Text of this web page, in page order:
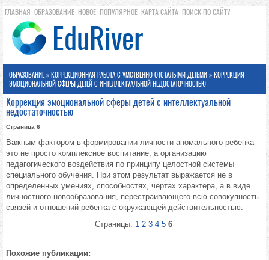
ГЛАВНАЯ ОБРАЗОВАНИЕ НОВОЕ ПОПУЛЯРНОЕ КАРТА САЙТА ПОИСК ПО САЙТУ
ОБРАЗОВАНИЕ» КОРРЕКЦИОННАЯ РАБОТА С УМСТВЕННО ОТСТАЛЫМИ ДЕТЬМИ » КОРРЕКЦИЯ
ЭМОЦИОНАЛЬНОЙ СФЕРЫ ДЕТЕЙ С ИНТЕЛЛЕКТУАЛЬНОЙ НЕДОСТАТОЧНОСТЬЮ
Коррекция эмоциональной сферы детей с интеллектуальной
недостаточностью
Страница 6
Важным фактором в формировании личности ано­мального ребенка
это не просто комплексное воспитание, а организацию
педагогического воздействия по принципу целостной системы
специального обучения. При этом результат выражается не в
определенных уме­ниях, способностях, чертах характера, а в виде
личностного новообразования, перестраива­ющего всю совокупность
связей и отношений ребенка с окружающей действительностью.
Страницы: 1 2 3 4 5 6
Похожие публикации: